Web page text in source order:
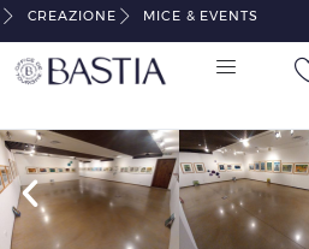
CREAZIONE MICE & EVENTS